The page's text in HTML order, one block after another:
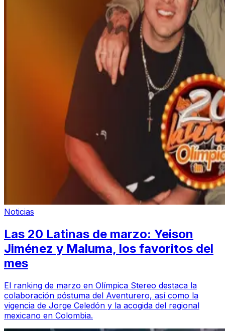
Noticias
Las 20 Latinas de marzo: Yeison
Jiménez y Maluma, los favoritos del
mes
El ranking de marzo en Olímpica Stereo destaca la
colaboración póstuma del Aventurero, así como la
vigencia de Jorge Celedón y la acogida del regional
mexicano en Colombia.